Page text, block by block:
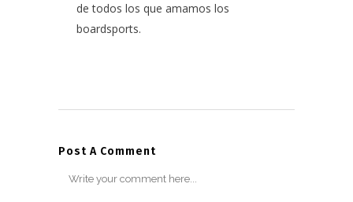
de todos los que amamos los
boardsports.
Post A Comment